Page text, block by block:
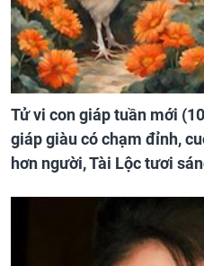
Tử vi con giáp tuần mới
giáp giàu có chạm đỉnh,
hơn người, Tài Lộc tươi